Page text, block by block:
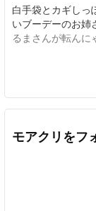
白手袋とカギしっ
いブーデーのお姉
るまさんが転んに
モアクリをフ